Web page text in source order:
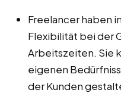
Freelancer haben
Flexibilität bei der
Arbeitszeiten. Sie
eigenen
der Kunden